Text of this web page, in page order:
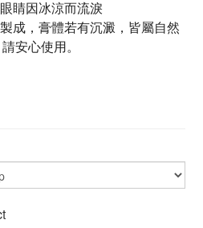
睛因冰涼而流淚
成，膏體若有沉澱，皆屬自然
安心使用。